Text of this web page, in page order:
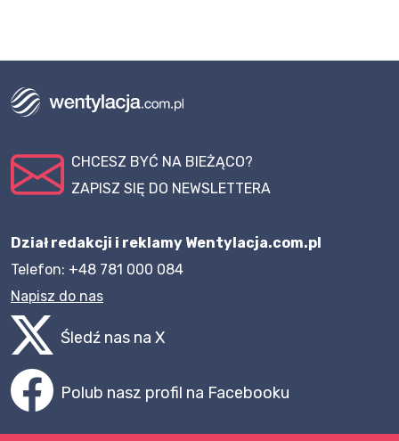
CHCESZ BYĆ NA BIEŻĄCO?
ZAPISZ SIĘ DO NEWSLETTERA
Dział redakcji i reklamy Wentylacja.com.pl
Telefon: +48 781 000 084
Napisz do nas
Śledź nas na X
Polub nasz profil na Facebooku